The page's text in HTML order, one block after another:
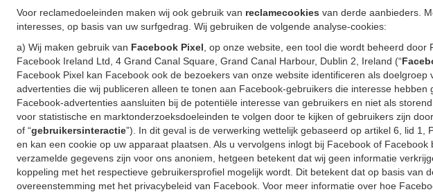
Voor reclamedoeleinden maken wij ook gebruik van reclamecookies van derde aanbieders.
interesses, op basis van uw surfgedrag. Wij gebruiken de volgende analyse-cookies:
a) Wij maken gebruik van Facebook Pixel , op onze website, een tool die wordt beheerd
Facebook Ireland Ltd, 4 Grand Canal Square, Grand Canal Harbour, Dublin 2, Ireland (“
Facebook Pixel kan Facebook ook de bezoekers van onze website identificeren als
advertenties die wij publiceren alleen te tonen aan Facebook-gebruikers die interesse
Facebook-advertenties aansluiten bij de potentiële interesse van gebruikers en niet als
voor statistische en marktonderzoeksdoeleinden te volgen door te kijken of gebruikers zijn
of “gebruikersinteractie”). In dit geval is de verwerking wettelijk gebaseerd op artikel 6, lid
en kan een cookie op uw apparaat plaatsen. Als u vervolgens inlogt bij Facebook of
verzamelde gegevens zijn voor ons anoniem, hetgeen betekent dat wij geen informatie
koppeling met het respectieve gebruikersprofiel mogelijk wordt. Dit betekent dat op basis
overeenstemming met het privacybeleid van Facebook. Voor meer informatie over hoe